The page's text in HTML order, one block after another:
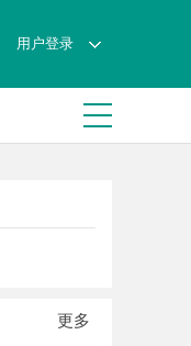
用户登录
更多